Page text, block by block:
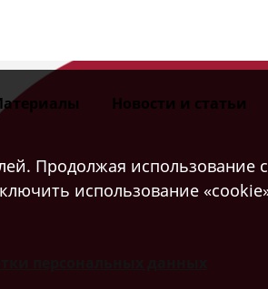
Новости и статьи
персональных данных
Продолжая использование
использование